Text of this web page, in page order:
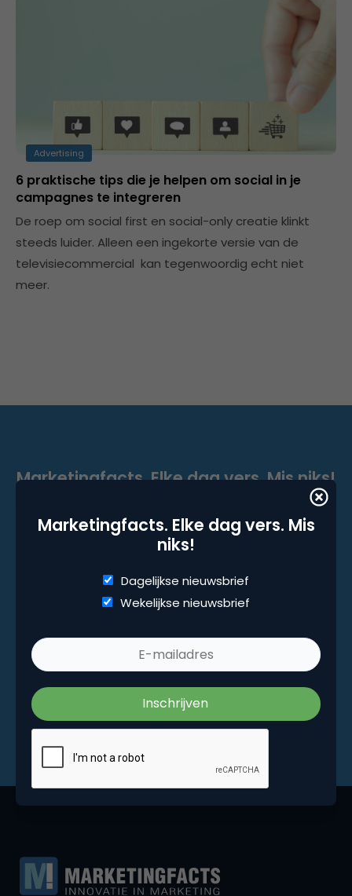
Advertising
6 praktische tips die je helpen om social in je
campagnes te integreren
De roep om social first en social-only creatie klinkt
steeds luider. Alleen een ingekorte versie van de
televisiecommercial kan tegenwoordig echt niet
meer.
Marketingfacts. Elke dag vers. Mis
niks!
Dagelijkse nieuwsbrief
Wekelijkse nieuwsbrief
Marketingfacts. Elke dag vers. Mis niks!
Dagelijkse nieuwsbrief
Wekelijkse nieuwsbrief